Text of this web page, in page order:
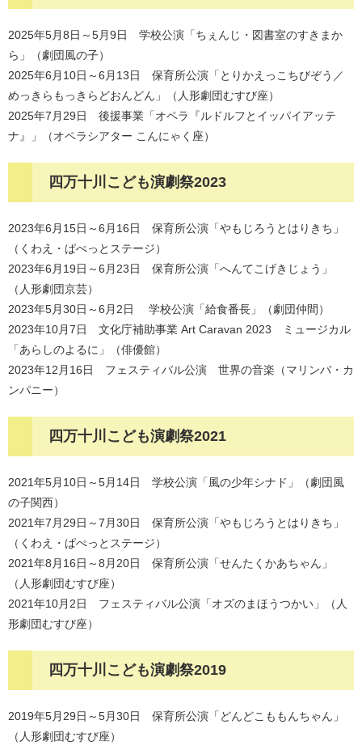
2025年5月8日～5月9日 学校公演「ちぇんじ・図書室のすきまか
ら」（劇団風の子）
2025年6月10日～6月13日 保育所公演「とりかえっこちびぞう／
めっきらもっきらどおんどん」（人形劇団むすび座）
2025年7月29日 後援事業「オペラ『ルドルフとイッパイアッテ
ナ』」（オペラシアター こんにゃく座）
四万十川こども演劇祭2023
2023年6月15日～6月16日 保育所公演「やもじろうとはりきち」
（くわえ・ぱぺっとステージ）
2023年6月19日～6月23日 保育所公演「へんてこげきじょう」
（人形劇団京芸）
2023年5月30日～6月2日 学校公演「給食番長」（劇団仲間）
2023年10月7日 文化庁補助事業 Art Caravan 2023 ミュージカル
「あらしのよるに」（俳優館）
2023年12月16日 フェスティバル公演 世界の音楽（マリンバ・カ
ンパニー）
四万十川こども演劇祭2021
2021年5月10日～5月14日 学校公演「風の少年シナド」（劇団風
の子関西）
2021年7月29日～7月30日 保育所公演「やもじろうとはりきち」
（くわえ・ぱぺっとステージ）
2021年8月16日～8月20日 保育所公演「せんたくかあちゃん」
（人形劇団むすび座）
2021年10月2日 フェスティバル公演「オズのまほうつかい」（人
形劇団むすび座）
四万十川こども演劇祭2019
2019年5月29日～5月30日 保育所公演「どんどこももんちゃん」
（人形劇団むすび座）